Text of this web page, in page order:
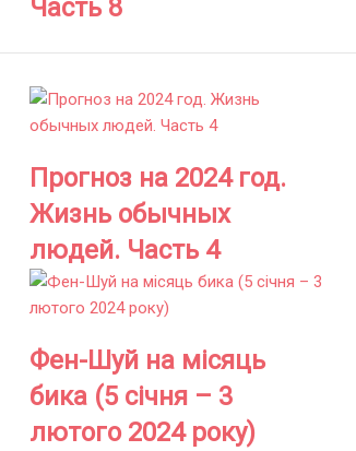
Часть 8
Прогноз на 2024 год.
Жизнь обычных
людей. Часть 4
Фен-Шуй на місяць
бика (5 січня – 3
лютого 2024 року)